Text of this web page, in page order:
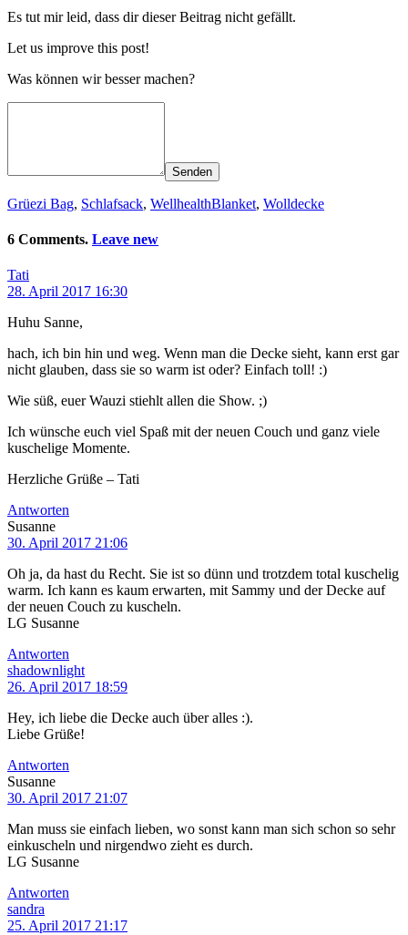
Es tut mir leid, dass dir dieser Beitrag nicht gefällt.
Let us improve this post!
Was können wir besser machen?
Senden
Grüezi Bag, Schlafsack, WellhealthBlanket, Wolldecke
6 Comments. Leave new
Tati
28. April 2017 16:30
Huhu Sanne,
hach, ich bin hin und weg. Wenn man die Decke sieht, kann erst gar
nicht glauben, dass sie so warm ist oder? Einfach toll! :)
Wie süß, euer Wauzi stiehlt allen die Show. ;)
Ich wünsche euch viel Spaß mit der neuen Couch und ganz viele
kuschelige Momente.
Herzliche Grüße – Tati
Antworten
Susanne
30. April 2017 21:06
Oh ja, da hast du Recht. Sie ist so dünn und trotzdem total kuschelig
warm. Ich kann es kaum erwarten, mit Sammy und der Decke auf
der neuen Couch zu kuscheln.
LG Susanne
Antworten
shadownlight
26. April 2017 18:59
Hey, ich liebe die Decke auch über alles :).
Liebe Grüße!
Antworten
Susanne
30. April 2017 21:07
Man muss sie einfach lieben, wo sonst kann man sich schon so sehr
einkuscheln und nirgendwo zieht es durch.
LG Susanne
Antworten
sandra
25. April 2017 21:17